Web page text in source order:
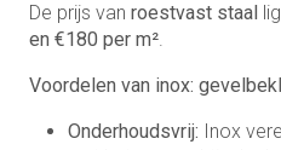
De prijs van roestvast staal
en €180 per m².
Voordelen van inox:
Onderhoudsvrij: Inox